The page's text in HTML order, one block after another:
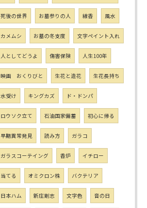
死後の世界 お墓参りの人 線香 風水
カメムシ お墓の冬支度 文字ペイント入れ
人としてどうよ 傷害保険 人生100年
映画 おくりびと 生花と造花 生花長持ち
水受け キングカズ ド・ドンパ
ロウソク立て 石油国家備蓄 初心に帰る
早期異常発見 読み方 ガラコ
ガラスコーテイング 香炉 イチロー
当てる オミクロン株 バクテリア
日本ハム 新庄剛志 文字色 音の日